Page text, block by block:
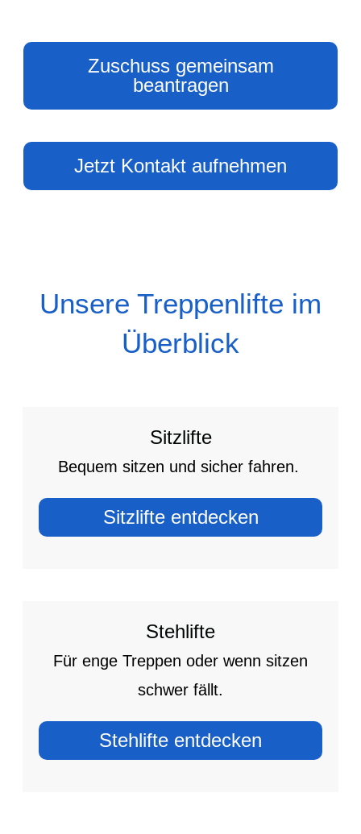
Zuschuss gemeinsam
beantragen
Jetzt Kontakt aufnehmen
Unsere Treppenlifte im
Überblick
Sitzlifte
Bequem sitzen und sicher fahren.
Sitzlifte entdecken
Stehlifte
Für enge Treppen oder wenn sitzen
schwer fällt.
Stehlifte entdecken